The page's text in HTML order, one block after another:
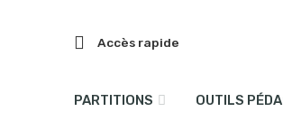
Accès rapide
PARTITIONS OUTILS